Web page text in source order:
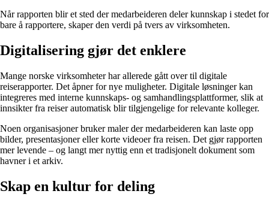
Når rapporten blir et sted der medarbeideren deler kunnskap i stedet for
bare å rapportere, skaper den verdi på tvers av virksomheten.
Digitalisering gjør det enklere
Mange norske virksomheter har allerede gått over til digitale
reiserapporter. Det åpner for nye muligheter. Digitale løsninger kan
integreres med interne kunnskaps- og samhandlingsplattformer, slik at
innsikter fra reiser automatisk blir tilgjengelige for relevante kolleger.
Noen organisasjoner bruker maler der medarbeideren kan laste opp
bilder, presentasjoner eller korte videoer fra reisen. Det gjør rapporten
mer levende – og langt mer nyttig enn et tradisjonelt dokument som
havner i et arkiv.
Skap en kultur for deling